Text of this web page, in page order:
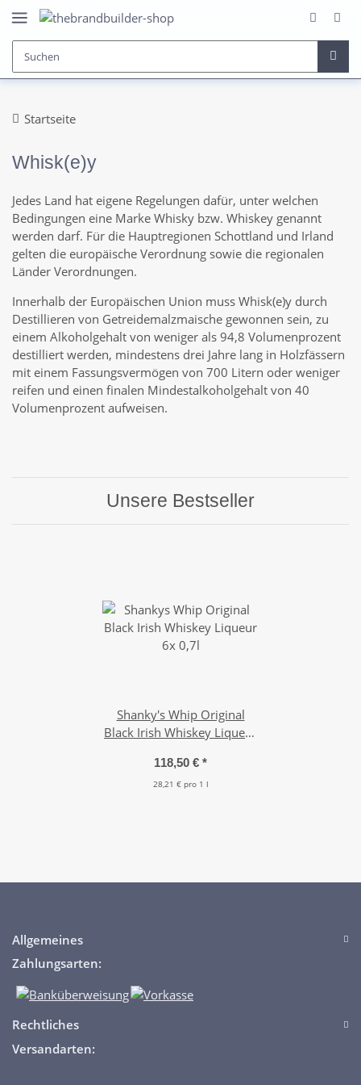
Startseite
Whisk(e)y
Jedes Land hat eigene Regelungen dafür, unter welchen
Bedingungen eine Marke Whisky bzw. Whiskey genannt
werden darf. Für die Hauptregionen Schottland und Irland
gelten die europäische Verordnung sowie die regionalen
Länder Verordnungen.
Innerhalb der Europäischen Union muss Whisk(e)y durch
Destillieren von Getreidemalzmaische gewonnen sein, zu
einem Alkoholgehalt von weniger als 94,8 Volumenprozent
destilliert werden, mindestens drei Jahre lang in Holzfässern
mit einem Fassungsvermögen von 700 Litern oder weniger
reifen und einen finalen Mindestalkoholgehalt von 40
Volumenprozent aufweisen.
Unsere Bestseller
Shanky's Whip Original
Black Irish Whiskey Liqueur
118,50 € *
28,21 € pro 1 l
Allgemeines
Zahlungsarten:
Rechtliches
Versandarten: